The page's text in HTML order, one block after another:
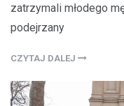
zatrzymali młodego
podejrzany
CZYTAJ DALEJ